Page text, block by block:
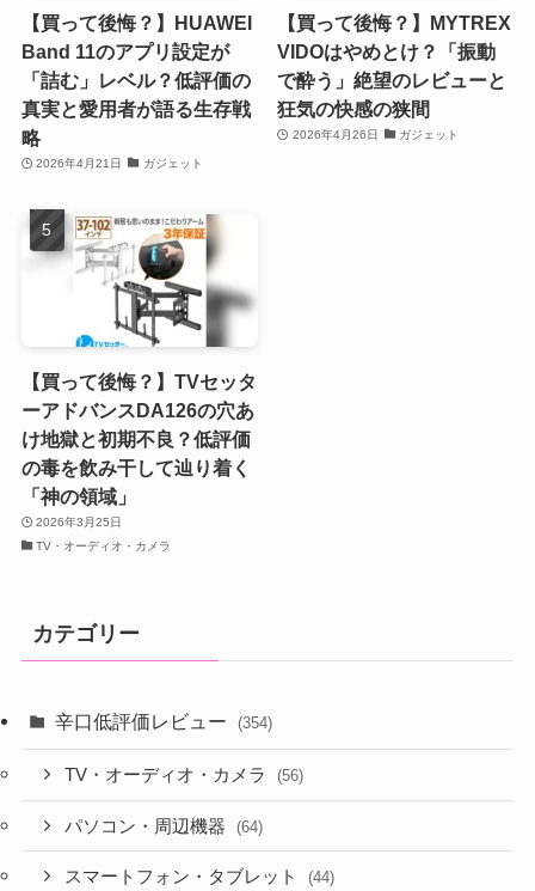
【買って後悔？】HUAWEI
Band 11のアプリ設定が
「詰む」レベル？低評価の
真実と愛用者が語る生存戦
略
2026年4月21日 ガジェット
【買って後悔？】MYTREX
VIDOはやめとけ？「振動
で酔う」絶望のレビューと
狂気の快感の狭間
2026年4月26日 ガジェット
【買って後悔？】TVセッタ
ーアドバンスDA126の穴あ
け地獄と初期不良？低評価
の毒を飲み干して辿り着く
「神の領域」
2026年3月25日
TV・オーディオ・カメラ
カテゴリー
辛口低評価レビュー (354)
TV・オーディオ・カメラ (56)
パソコン・周辺機器 (64)
スマートフォン・タブレット (44)